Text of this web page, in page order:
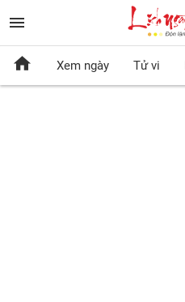
Xem ngày Tử vi